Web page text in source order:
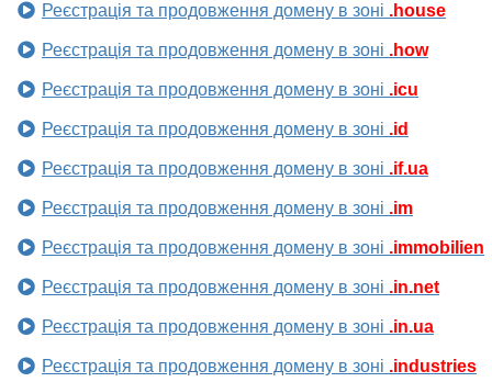
Реєстрація та продовження домену в зоні .house
Реєстрація та продовження домену в зоні .how
Реєстрація та продовження домену в зоні .icu
Реєстрація та продовження домену в зоні .id
Реєстрація та продовження домену в зоні .if.ua
Реєстрація та продовження домену в зоні .im
Реєстрація та продовження домену в зоні .immobilien
Реєстрація та продовження домену в зоні .in.net
Реєстрація та продовження домену в зоні .in.ua
Реєстрація та продовження домену в зоні .industries